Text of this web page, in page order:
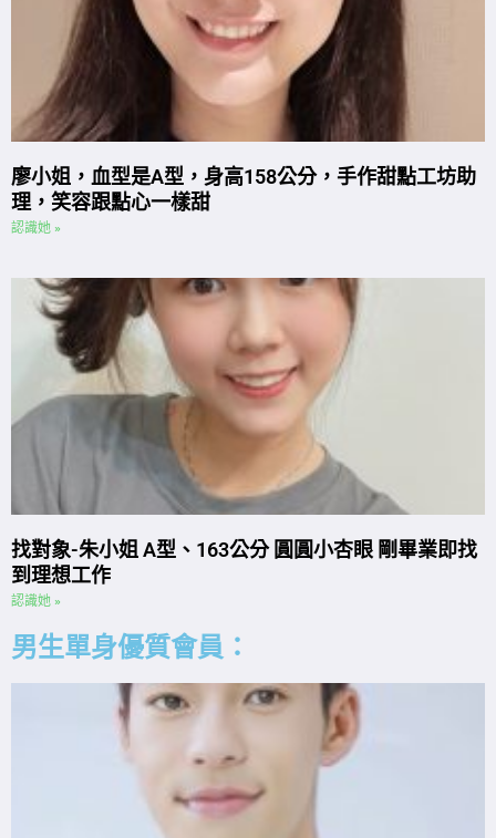
廖小姐，血型是A型，身高158公分，手作甜點工坊助
理，笑容跟點心一樣甜
認識她 »
找對象-朱小姐 A型、163公分 圓圓小杏眼 剛畢業即找
到理想工作
認識她 »
男生單身優質會員：